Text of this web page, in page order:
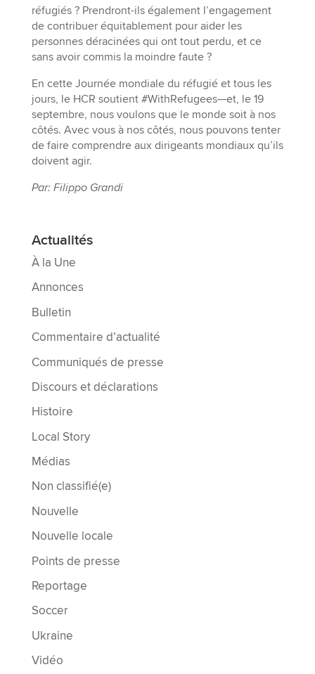
réfugiés ? Prendront-ils également l’engagement
de contribuer équitablement pour aider les
personnes déracinées qui ont tout perdu, et ce
sans avoir commis la moindre faute ?
En cette Journée mondiale du réfugié et tous les
jours, le HCR soutient #WithRefugees—et, le 19
septembre, nous voulons que le monde soit à nos
côtés. Avec vous à nos côtés, nous pouvons tenter
de faire comprendre aux dirigeants mondiaux qu’ils
doivent agir.
Par: Filippo Grandi
Actualités
À la Une
Annonces
Bulletin
Commentaire d’actualité
Communiqués de presse
Discours et déclarations
Histoire
Local Story
Médias
Non classifié(e)
Nouvelle
Nouvelle locale
Points de presse
Reportage
Soccer
Ukraine
Vidéo